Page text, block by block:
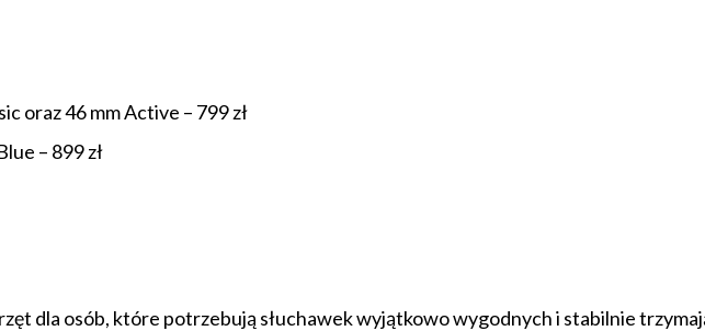
oraz 46 mm Active – 799 zł
– 899 zł
dla osób, które potrzebują słuchawek wyjątkowo wygodnych i stabilnie